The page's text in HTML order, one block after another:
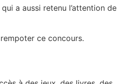
a aussi retenu l’attention de
ce concours.